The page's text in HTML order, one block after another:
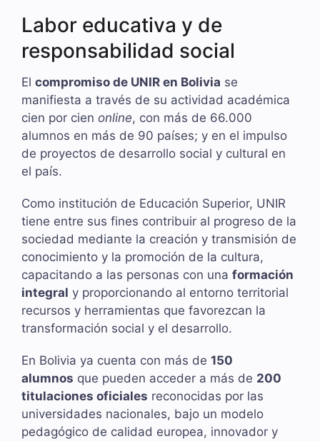
Labor educativa y de
responsabilidad social
El compromiso de UNIR en Bolivia se
manifiesta a través de su actividad académica
cien por cien online, con más de 66.000
alumnos en más de 90 países; y en el impulso
de proyectos de desarrollo social y cultural en
el país.
Como institución de Educación Superior, UNIR
tiene entre sus fines contribuir al progreso de la
sociedad mediante la creación y transmisión de
conocimiento y la promoción de la cultura,
capacitando a las personas con una formación
integral y proporcionando al entorno territorial
recursos y herramientas que favorezcan la
transformación social y el desarrollo.
En Bolivia ya cuenta con más de 150
alumnos que pueden acceder a más de 200
titulaciones oficiales reconocidas por las
universidades nacionales, bajo un modelo
pedagógico de calidad europea, innovador y